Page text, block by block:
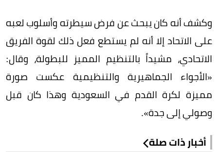
وكشف أنه كان يبحث عن فرض سيطرته وأسلوب لعبه
على الاتحاد إلا أنه لم يستطع فعل ذلك لقوة الفريق
الاتحادي، مشيداً بالتنظيم المميز للبطولة، وقال:
«الأجواء الجماهيرية والتنظيمية عكست صورة
مميزة لكرة القدم في السعودية وهذا كان قبل
وصولي إلى جدة».
أخبار ذات صلة